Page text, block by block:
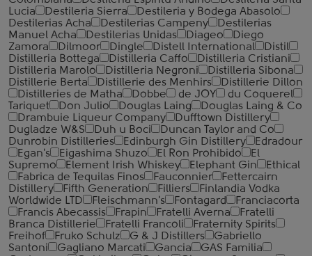
Lucia
Destileria Sierra
Destileria y Bodega Abasolo
Destilerias Acha
Destilerias Campeny
Destilerias
Manuel Acha
Destilerias Unidas Diageo
Diego
Zamora
Dilmoor Dingle Distell International
Distil
Distilleria Bottega
Distilleria Caffo
Distilleria Cristiani
Distilleria Marolo
Distilleria Negroni
Distilleria Sibona
Distillerie Berta
Distillerie des Menhirs
Distillerie Dillon
Distilleries de Matha
Dobbe de JOY
du Coquerel
Tariquet
Don Julio Douglas Laing
Douglas Laing & Co
Drambuie Liqueur Company
Dufftown Distillery
Dugladze W&S
Duh u Boci
Duncan Taylor and Co
Dunrobin Distilleries
Edinburgh Gin Distillery
Edradour
Egan's
Eigashima Shuzo El Ron Prohibido
El
Supremo
Element Irish Whiskey Elephant Gin
Ethical
Fabrica de Tequilas Finos
Fauconnier
Fettercairn
Distillery
Fifth Generation Filliers
Finlandia Vodka
Worldwide LTD
Fleischmann's Fontagard
Franciacorta
Francis Abecassis
Frapin Fratelli Averna
Fratelli
Branca Distillerie
Fratelli ‎Francoli
Fraternity Spirits
Freihof
Fruko Schulz G & J Distillers
Gabriello
Santoni
Gagliano Marcati Gancia
GAS Familia